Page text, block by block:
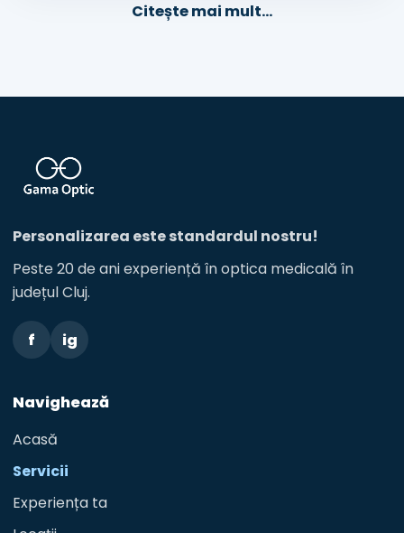
Citește mai mult...
Personalizarea este standardul nostru!
Peste 20 de ani experiență în optica medicală în
județul Cluj.
f ig
Navighează
Acasă
Servicii
Experiența ta